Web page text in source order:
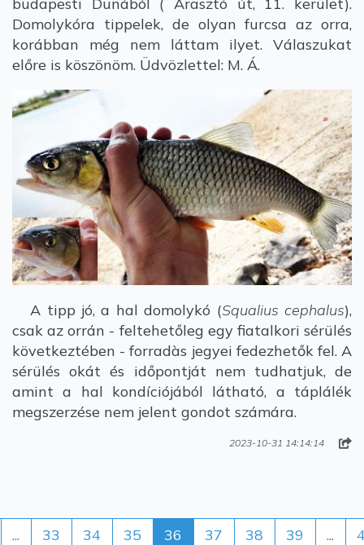
Domolykóra tippelek, de olyan furcsa az orra,
korábban még nem láttam ilyet. Válaszukat
előre is köszönöm. Üdvözlettel: M. Á.
A tipp jó, a hal domolykó (Squalius cephalus),
csak az orrán - feltehetőleg egy fiatalkori sérülés
következtében - forradàs jegyei fedezhetők fel. A
sérülés okát és időpontját nem tudhatjuk, de
amint a hal kondíciójából látható, a táplálék
megszerzése nem jelent gondot számára.
2023-10-31 14:14:14
... 33 34 35 36 37 38 39 ...